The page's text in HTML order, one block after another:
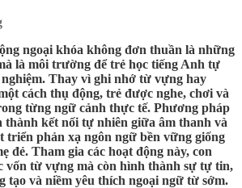
ngoại khóa không đơn thuần là những
là môi trường để trẻ học tiếng Anh tự
. Thay vì ghi nhớ từ vựng hay
cách thụ động, trẻ được nghe, chơi và
từng ngữ cảnh thực tế. Phương pháp
thành kết nối tự nhiên giữa âm thanh và
triển phản xạ ngôn ngữ bền vững giống
đẻ. Tham gia các hoạt động này, con
vốn từ vựng mà còn hình thành sự tự tin,
tạo và niềm yêu thích ngoại ngữ từ sớm.